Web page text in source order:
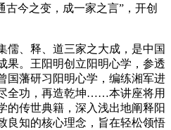
古今之变，成一家之言”，开创
儒、释、道三家之大成，是中国
果。王阳明创立阳明心学，参透
国藩研习阳明心学，编练湘军进
全功，再造乾坤……本讲座将用
的传世典籍，深入浅出地阐释阳
良知的核心理念，旨在轻松领悟